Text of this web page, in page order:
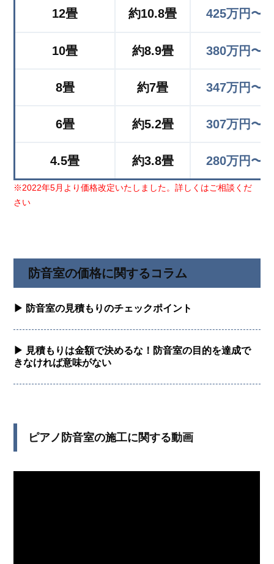
12畳 約10.8畳 425万円〜
10畳 約8.9畳 380万円〜
8畳 約7畳 347万円〜
6畳 約5.2畳 307万円〜
4.5畳 約3.8畳 280万円〜
※2022年5月より価格改定いたしました。詳しくはご相談くだ
さい
防音室の価格に関するコラム
▶︎ 防音室の見積もりのチェックポイント
▶︎ 見積もりは金額で決めるな！防音室の目的を達成で
きなければ意味がない
ピアノ防音室の施工に関する動画